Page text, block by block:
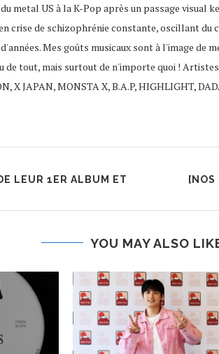
metal US à la K-Pop après un passage visual
crise de schizophrénie constante, oscillant du
Mes goûts musicaux sont à l'image de
de tout, mais surtout de n'importe quoi !
X JAPAN, MONSTA X, B.A.P, HIGHLIGHT,
LEUR 1ER ALBUM ET
[NOS
YOU MAY ALSO